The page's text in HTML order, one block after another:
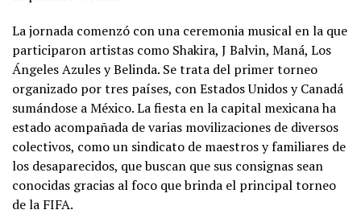
La jornada comenzó con una ceremonia musical en la que
participaron artistas como Shakira, J Balvin, Maná, Los
Ángeles Azules y Belinda. Se trata del primer torneo
organizado por tres países, con Estados Unidos y Canadá
sumándose a México. La fiesta en la capital mexicana ha
estado acompañada de varias movilizaciones de diversos
colectivos, como un sindicato de maestros y familiares de
los desaparecidos, que buscan que sus consignas sean
conocidas gracias al foco que brinda el principal torneo
de la FIFA.